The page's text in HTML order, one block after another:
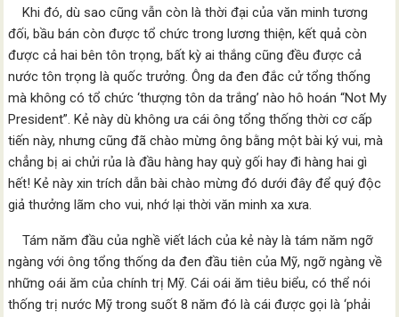
Khi đó, dù sao cũng vẫn còn là thời đại của văn minh tương
đối, bầu bán còn được tổ chức trong lương thiện, kết quả còn
được cả hai bên tôn trọng, bất kỳ ai thắng cũng đều được cả
nước tôn trọng là quốc trưởng. Ông da đen đắc cử tổng thống
mà không có tổ chức ‘thượng tôn da trắng’ nào hô hoán “Not My
President”. Kẻ này dù không ưa cái ông tổng thống thời cơ cấp
tiến này, nhưng cũng đã chào mừng ông bằng một bài ký vui, mà
chẳng bị ai chửi rủa là đầu hàng hay quỳ gối hay đi hàng hai gì
hết! Kẻ này xin trích dẫn bài chào mừng đó dưới đây để quý độc
giả thưởng lãm cho vui, nhớ lại thời văn minh xa xưa.
Tám năm đầu của nghề viết lách của kẻ này là tám năm ngỡ
ngàng với ông tổng thống da đen đầu tiên của Mỹ, ngỡ ngàng về
những oái ăm của chính trị Mỹ. Cái oái ăm tiêu biểu, có thể nói
thống trị nước Mỹ trong suốt 8 năm đó là cái được gọi là ‘phải